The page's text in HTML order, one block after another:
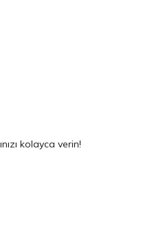
kolayca verin!